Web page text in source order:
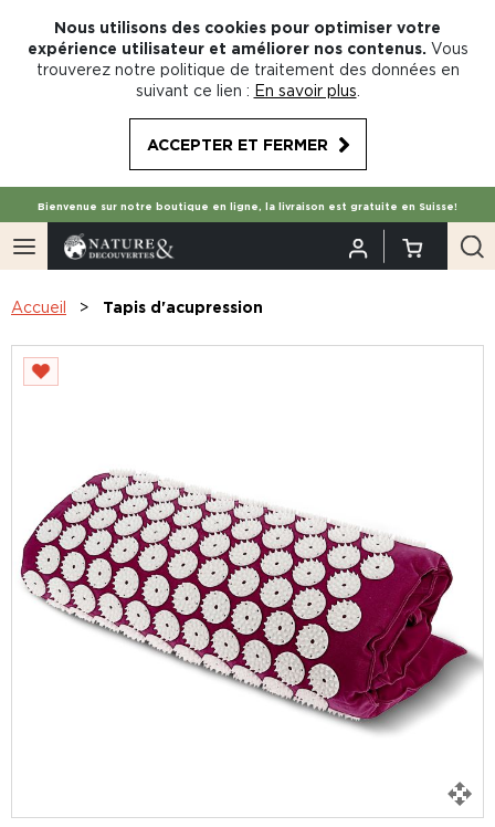
Nous utilisons des cookies pour optimiser votre
expérience utilisateur et améliorer nos contenus. Vous
trouverez notre politique de traitement des données en
suivant ce lien : En savoir plus
ACCEPTER ET FERMER
Bienvenue sur notre boutique en ligne, la livraison est gratuite en Suisse!
Accueil Tapis d'acupression